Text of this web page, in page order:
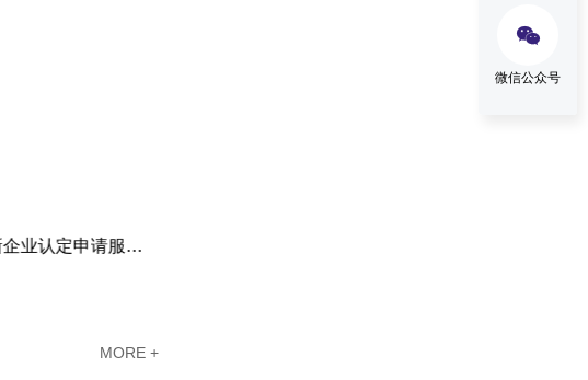
科技企业东莞市高新企业认定申请服务案例|削减税务支出
MORE +

微信公众号